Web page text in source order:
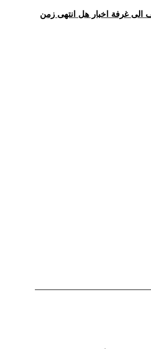
الى غرفة اخبار هل انتهى زمن